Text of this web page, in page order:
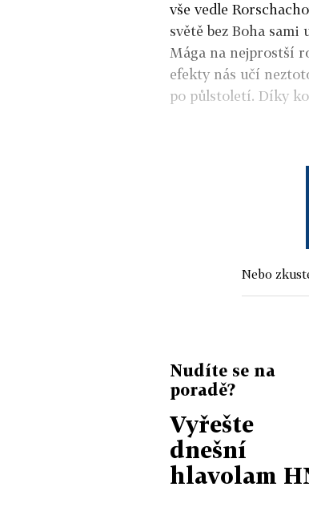
vše vedle
světě bez Boha sami
Mága na nejprostší
efekty nás učí
po půlstoletí. Díky
Nebo
Nudíte se na
poradě?
Vyřešte
dnešní
hlavolam